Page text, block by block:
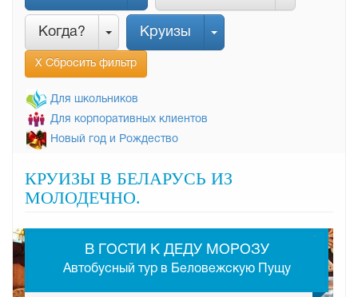
Когда? Круизы
Х Сбросить фильтр
Для школьников
Для корпоративных клиентов
Новый год и Рождество
КРУИЗЫ В БЕЛАРУСЬ ИЗ
МОЛОДЕЧНО.
В ГОСТИ К ДЕДУ МОРОЗУ
Автобусный тур в Беловежскую Пущу
-